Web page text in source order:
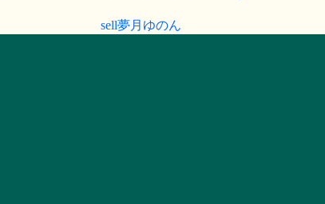
夢月ゆのん